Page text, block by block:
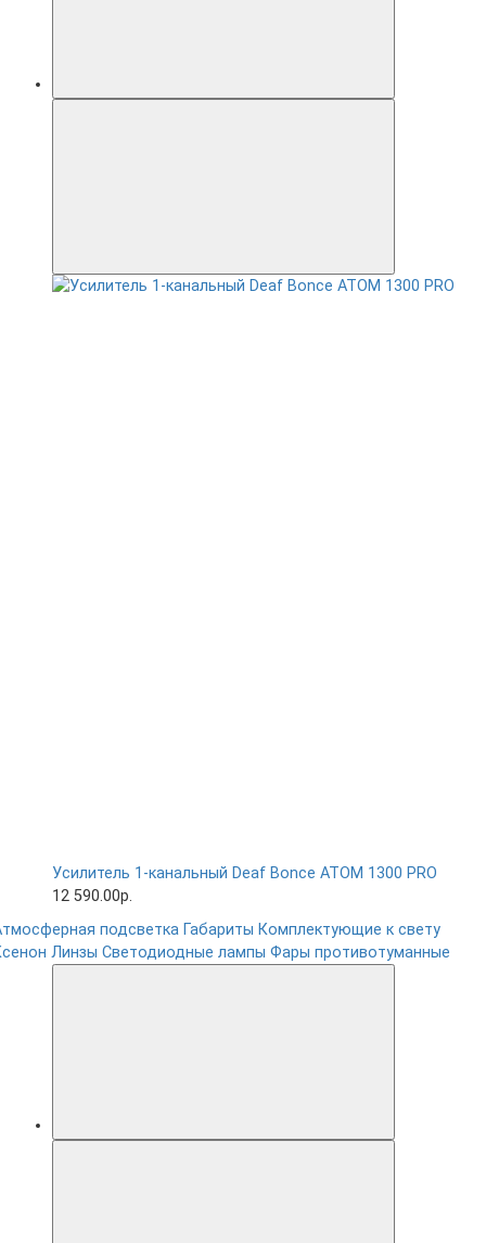
Усилитель 1-канальный Deaf Bonce ATOM 1300 PRO
12 590.00р.
подсветка Габариты Комплектующие к свету
Линзы Светодиодные лампы Фары противотуманные